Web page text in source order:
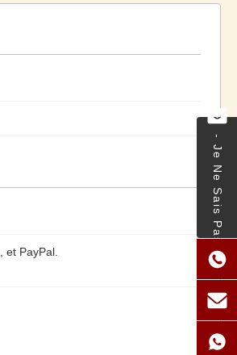
- Je Ne Sais Pas.
et PayPal.